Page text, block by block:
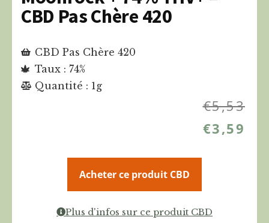
CBD Pas Chère 420
CBD Pas Chère 420
Taux : 74%
Quantité : 1g
€5,53
€3,59
Acheter ce produit CBD
Plus d'infos sur ce produit CBD